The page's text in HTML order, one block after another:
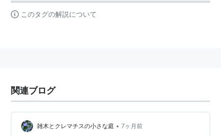
このタグの解説について
関連ブログ
雑木とクレマチスの小さな庭 • 7ヶ月前